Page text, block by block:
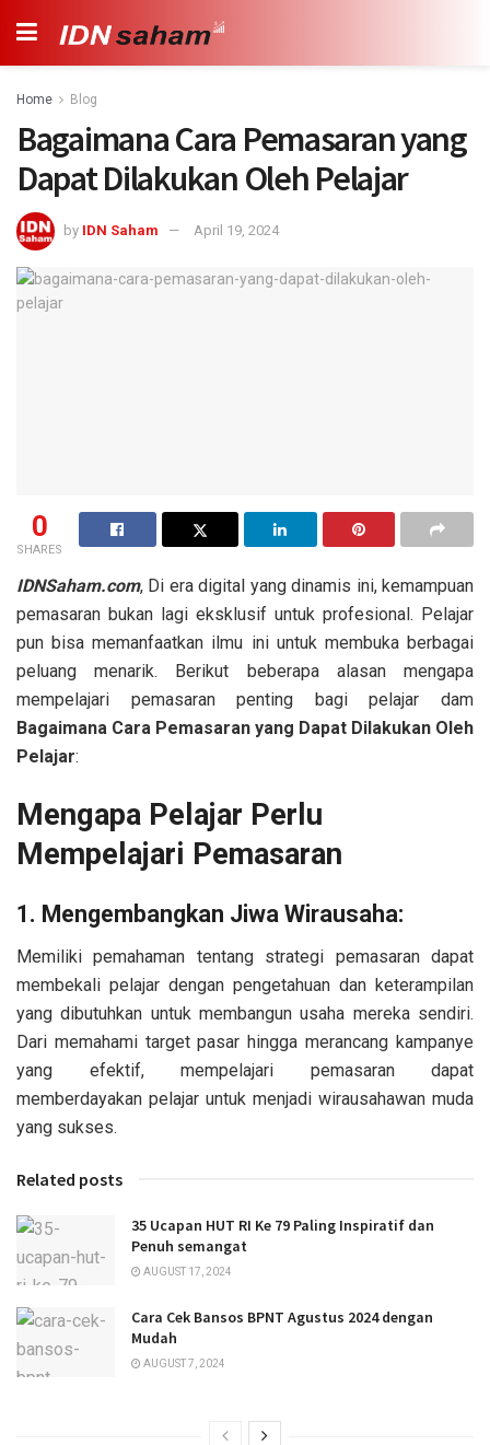
Home Blog
Bagaimana Cara Pemasaran yang
Dapat Dilakukan Oleh Pelajar
by IDN Saham April 19, 2024
0
SHARES
IDNSaham.com, Di era digital yang dinamis ini, kemampuan
pemasaran bukan lagi eksklusif untuk profesional. Pelajar
pun bisa memanfaatkan ilmu ini untuk membuka berbagai
peluang menarik. Berikut beberapa alasan mengapa
mempelajari pemasaran penting bagi pelajar dam
Bagaimana Cara Pemasaran yang Dapat Dilakukan Oleh
Pelajar:
Mengapa Pelajar Perlu
Mempelajari Pemasaran
1. Mengembangkan Jiwa Wirausaha:
Memiliki pemahaman tentang strategi pemasaran dapat
membekali pelajar dengan pengetahuan dan keterampilan
yang dibutuhkan untuk membangun usaha mereka sendiri.
Dari memahami target pasar hingga merancang kampanye
yang efektif, mempelajari pemasaran dapat
memberdayakan pelajar untuk menjadi wirausahawan muda
yang sukses.
Related posts
35 Ucapan HUT RI Ke 79 Paling Inspiratif dan
Penuh semangat
AUGUST 17, 2024
Cara Cek Bansos BPNT Agustus 2024 dengan
Mudah
AUGUST 7, 2024